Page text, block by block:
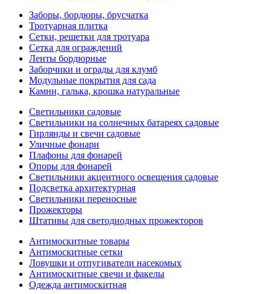
Заборы, бордюры, брусчатка
Тротуарная плитка
Сетки, решетки для тротуара
Сетка для ограждений
Ленты бордюрные
Заборчики и ограды для клумб
Модульные покрытия для сада
Камни, галька, крошка натуральные
Светильники садовые
Светильники на солнечных батареях садовые
Гирлянды и свечи садовые
Уличные фонари
Плафоны для фонарей
Опоры для фонарей
Светильники акцентного освещения садовые
Подсветка архитектурная
Светильники переносные
Прожекторы
Штативы для светодиодных прожекторов
Антимоскитные товары
Антимоскитные сетки
Ловушки и отпугиватели насекомых
Антимоскитные свечи и факелы
Одежда антимоскитная